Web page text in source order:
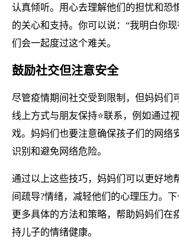
认真倾听。用心去理解他们的担忧和恐
的关心和支持。你可以说：“我明白你
们会一起度过这个难关。
鼓励社交但注意安全
尽管疫情期间社交受到限制，但妈妈们
线上方式与朋友保持⭐联系，例如通过
戏。妈妈们也要注意确保孩子们的网络
识别和避免网络危险。
通过以上这些技巧，妈妈们可以更好地
间疏导?情绪，减轻他们的心理压力。
更多具体的方法和策略，帮助妈妈们在
持儿子的情绪健康。